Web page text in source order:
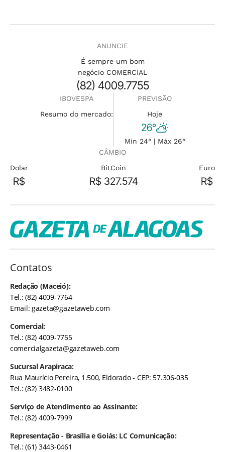
ANUNCIE
É sempre um bom
negócio COMERCIAL
(82) 4009.7755
IBOVESPA
Resumo do mercado:
PREVISÃO
Hoje
26°
Min 24° | Máx 26°
CÂMBIO
Dolar
R$
BitCoin
R$ 327.574
Euro
R$
Contatos
Redação (Maceió):
Tel.: (82) 4009-7764
Email:gazeta@gazetaweb.com
Comercial:
Tel.: (82) 4009-7755
comercialgazeta@gazetaweb.com
Sucursal Arapiraca:
Rua Maurício Pereira, 1.500, Eldorado - CEP: 57.306-035
Tel.: (82) 3482-0100
Serviço de Atendimento ao Assinante:
Tel.: (82) 4009-7999
Representação - Brasília e Goiás: LC Comunicação:
Tel.: (61) 3443-0461